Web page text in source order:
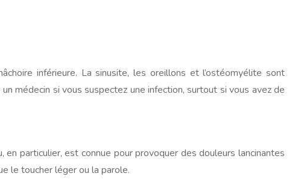
inférieure. La sinusite, les oreillons et l’ostéomyélite sont
médecin si vous suspectez une infection, surtout si vous avez de
particulier, est connue pour provoquer des douleurs lancinantes
le toucher léger ou la parole.